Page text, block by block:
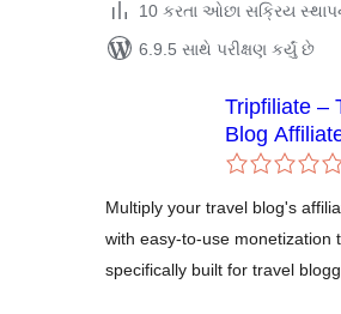
10 કરતા ઓછા સક્રિય
6.9.5 સાથે પરીક્ષણ કર્યું છે
Tripfiliate –
Blog
Multiply your travel blog's
with easy-to-use monetization
specifically built for travel